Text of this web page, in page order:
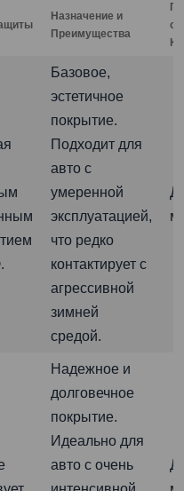
Назначение и
Преимущества
от
Базовое,
эстетичное
покрытие.
Подходит для
авто с
умеренной
эксплуатацией,
что редко
контактирует с
агрессивной
зимней
средой.
Надежное и
долговечное
покрытие.
Идеально для
авто с очень